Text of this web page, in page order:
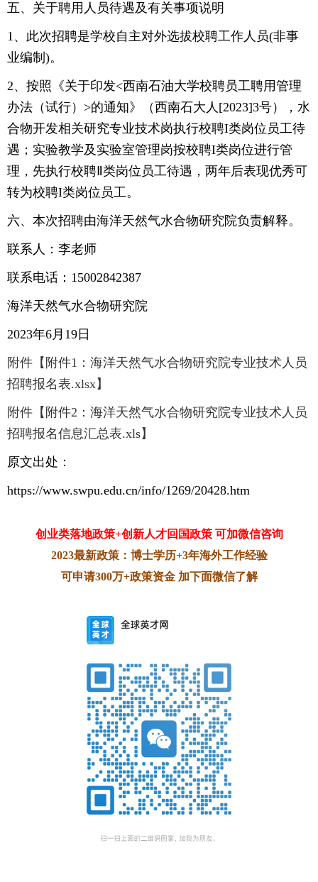
五、关于聘用人员待遇及有关事项说明
1、此次招聘是学校自主对外选拔校聘工作人员(非事
业编制)。
2、按照《关于印发<西南石油大学校聘员工聘用管理
办法（试行）>的通知》（西南石大人[2023]3号），水
合物开发相关研究专业技术岗执行校聘I类岗位员工待
遇；实验教学及实验室管理岗按校聘I类岗位进行管
理，先执行校聘Ⅱ类岗位员工待遇，两年后表现优秀可
转为校聘I类岗位员工。
六、本次招聘由海洋天然气水合物研究院负责解释。
联系人：李老师
联系电话：15002842387
海洋天然气水合物研究院
2023年6月19日
附件【附件1：海洋天然气水合物研究院专业技术人员
招聘报名表.xlsx】
附件【附件2：海洋天然气水合物研究院专业技术人员
招聘报名信息汇总表.xls】
原文出处：
https://www.swpu.edu.cn/info/1269/20428.htm
创业类落地政策+创新人才回国政策 可加微信咨询
2023最新政策：博士学历+3年海外工作经验
可申请300万+政策资金 加下面微信了解